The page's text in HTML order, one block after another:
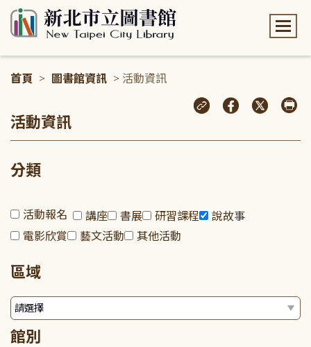
首頁 > 圖書館資訊 > 活動資訊
活動資訊
分類
活動報名 講座 書展 研習課程
說故事
電影欣賞
藝文活動 其他活動
區域
館別